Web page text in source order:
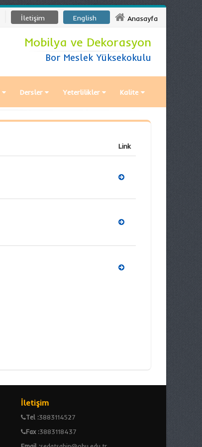
Anasayfa
English
İletişim
Mobilya ve Dekorasyon
Bor Meslek Yüksekokulu
Dersler Yeterlilikler Kalite
Link
İletişim
Tel :3883114527
Fax :3883118437